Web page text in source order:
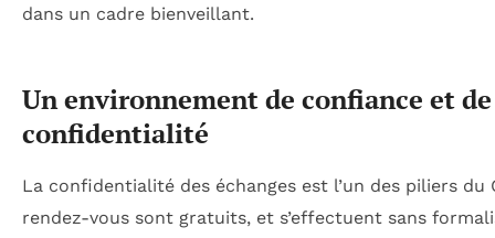
dans un cadre bienveillant.
Un environnement de confiance et de
confidentialité
La confidentialité des échanges est l’un des piliers du
rendez-vous sont gratuits, et s’effectuent sans